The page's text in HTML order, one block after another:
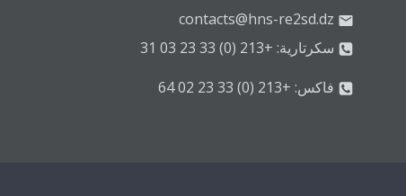
contacts@hns-re2sd.dz
سكرتارية: +213 (0) 33 23 03 31
فاكس: +213 (0) 33 23 02 64